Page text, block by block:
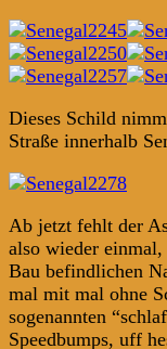
Dieses Schild
Straße innerhalb
Ab jetzt fehlt der
also wieder
Bau befindlichen
mal mit mal ohne
sogenannten
Speedbumps, uff